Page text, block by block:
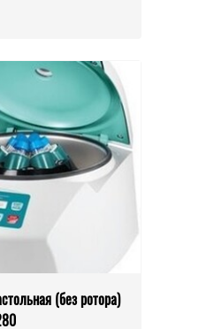
(без ротора)